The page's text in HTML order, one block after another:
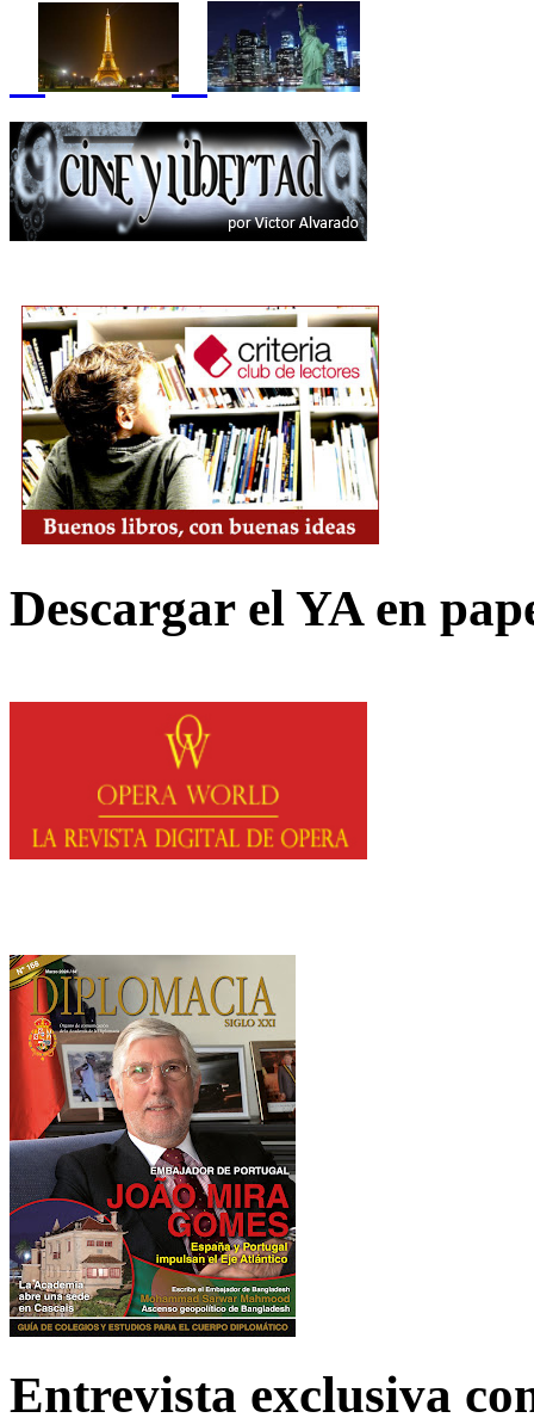
Descargar el YA en
Entrevista exclusiva